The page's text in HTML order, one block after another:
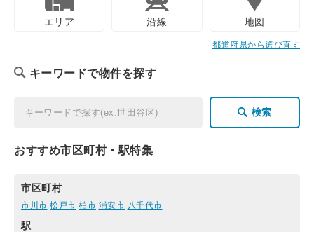
エリア 沿線 地図
都道府県から選び直す
キーワードで物件を探す
検索
おすすめ市区町村・駅特集
市区町村
市川市 松戸市 柏市 浦安市 八千代市
駅